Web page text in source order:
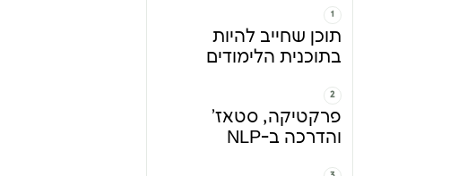
תוכן שחייב להיות
בתוכנית הלימודים
פרקטיקה, סטאז'
והדרכה ב-NLP